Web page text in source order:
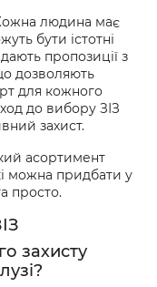
людина має
бути істотні
пропозиції з
дозволяють
для кожного
до вибору ЗІЗ
захист.
асортимент
можна придбати у
просто.
захисту